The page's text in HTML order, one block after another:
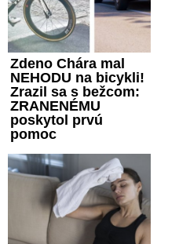
Zdeno Chára mal
NEHODU na bicykli!
Zrazil sa s bežcom:
ZRANENÉMU
poskytol prvú
pomoc